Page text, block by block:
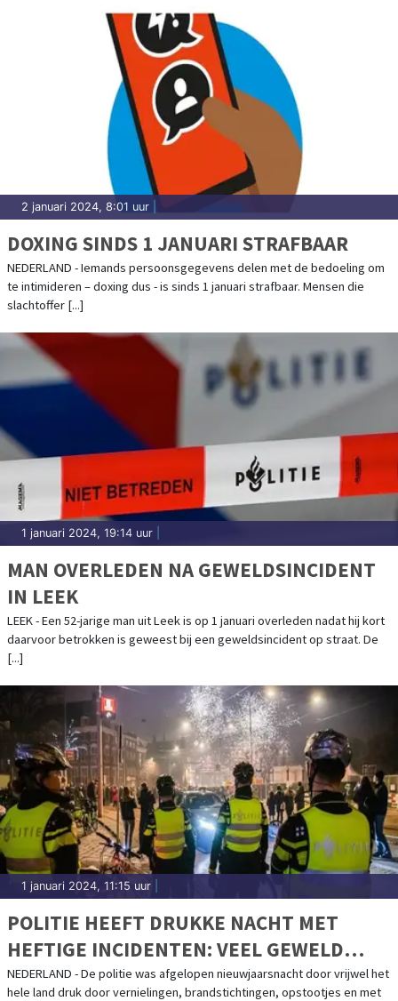
2 januari 2024, 8:01 uur
DOXING SINDS 1 JANUARI STRAFBAAR
NEDERLAND - Iemands persoonsgegevens delen met de bedoeling om
te intimideren – doxing dus - is sinds 1 januari strafbaar. Mensen die
slachtoffer [...]
1 januari 2024, 19:14 uur
MAN OVERLEDEN NA GEWELDSINCIDENT
IN LEEK
LEEK - Een 52-jarige man uit Leek is op 1 januari overleden nadat hij kort
daarvoor betrokken is geweest bij een geweldsincident op straat. De
[...]
1 januari 2024, 11:15 uur
POLITIE HEEFT DRUKKE NACHT MET
HEFTIGE INCIDENTEN: VEEL GEWELD
TEGEN HULPVERLENERS
NEDERLAND - De politie was afgelopen nieuwjaarsnacht door vrijwel het
hele land druk door vernielingen, brandstichtingen, opstootjes en met